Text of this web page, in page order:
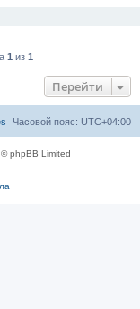
1 из 1
Перейти
Часовой пояс: UTC+04:00
phpBB Limited